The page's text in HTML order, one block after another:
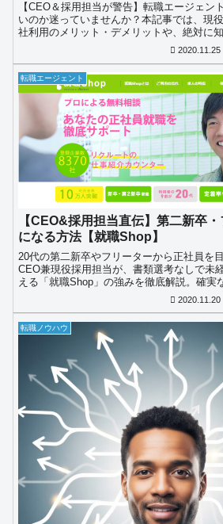
【CEO＆採用担当が警告】転職エージェン
いのか迷っていませんか？本記事では、現
社利用のメリット・デメリットや、絶対に
徹底解説します。現在1社しかエージェント
2020.11.25
転職エージェント
【CEO&採用担当直伝】第二新卒
になる方法【就職Shop】
20代の第二新卒やフリーターから正社員を
CEO兼現役採用担当が、書類選考なしで未
える「就職Shop」の強みを徹底解説。確実
2020.11.20
転職ノウハウ